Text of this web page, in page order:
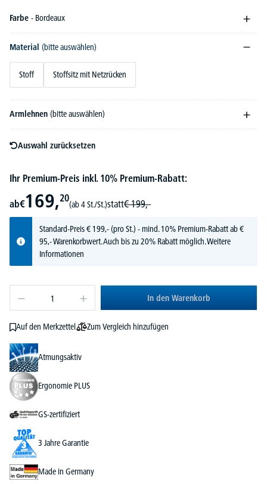
Farbe - Bordeaux
Material (bitte auswählen)
Stoff Stoffsitz mit Netzrücken
Armlehnen (bitte auswählen)
Auswahl zurücksetzen
Ihr Premium-Preis inkl. 10% Premium-Rabatt:
ab€169,20
(ab 4 St./St.)statt€ 199,-
Standard-Preis€ 199,-(pro St.) - mind. 10% Premium-Rabatt ab €
95,- Warenkorbwert. Auch bis zu 20% Rabatt möglich.Weitere
Informationen
In den Warenkorb
Auf den Merkzettel Zum Vergleich hinzufügen
Atmungsaktiv
Ergonomie PLUS
GS-zertifiziert
3 Jahre Garantie
Made in Germany